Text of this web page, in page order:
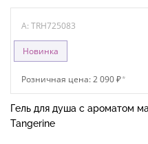
A: TRH725083
Новинка
Розничная цена: 2 090 ₽*
Гель для душа с ароматом
Tangerine